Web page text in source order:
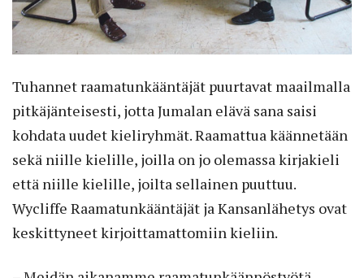
Tuhannet raamatunkääntäjät puurtavat maailmalla
pitkäjänteisesti, jotta Jumalan elävä sana saisi
kohdata uudet kieliryhmät. Raamattua käännetään
sekä niille kielille, joilla on jo olemassa kirjakieli
että niille kielille, joilta sellainen puuttuu.
Wycliffe Raamatunkääntäjät ja Kansanlähetys ovat
keskittyneet kirjoittamattomiin kieliin.